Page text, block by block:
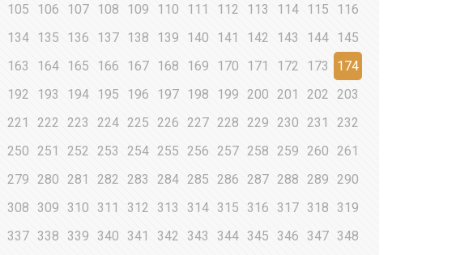
105 106 107 108 109 110 111 112 113 114 115
116
134 135 136 137 138 139 140 141 142 143 144 145
163 164 165 166 167 168 169 170 171 172 173
174
192 193 194 195 196 197 198 199 200 201 202
203
221 222 223 224 225 226 227 228 229 230 231
232
250 251 252 253 254 255 256 257 258 259 260
261
279 280 281 282 283 284 285 286 287 288 289
290
308 309 310 311 312 313 314 315 316 317 318
319
337 338 339 340 341 342 343 344 345 346 347 348